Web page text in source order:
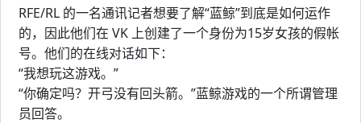
RFE/RL 的一名通讯记者想要了解“蓝鲸”到底是如何运作
的，因此他们在 VK 上创建了一个身份为15岁女孩的假帐
号。他们的在线对话如下：
“我想玩这游戏。”
“你确定吗？开弓没有回头箭。”蓝鲸游戏的一个所谓管理
员回答。